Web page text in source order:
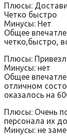
Плюсы:
Четко быстро
Минусы: Нет
Общее
четко,быстро,
Плюсы:
Минусы: нет
Общее
отличном
оказалось на
Плюсы: Очень
персонала их
Минусы: не